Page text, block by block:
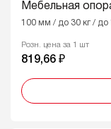
Мебельная
100 мм / до 30 кг /
Розн. цена за 1 шт
819,66 ₽